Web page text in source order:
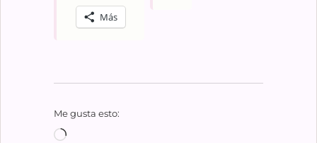
Más
Me gusta esto:
Cargando...